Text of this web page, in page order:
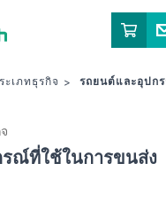
จูโค เคมิคัล อินดัสตรีส์ ลิมิเต็ด
เภทธุรกิจ รถยนต์และอุปก
ณ์ที่ใช้ในการขนส่ง